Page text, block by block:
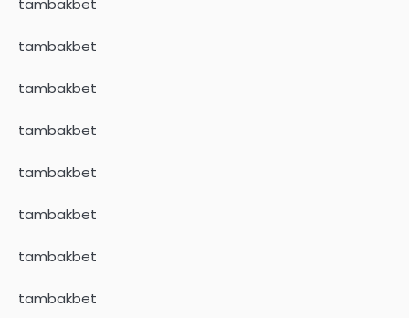
tambakbet
tambakbet
tambakbet
tambakbet
tambakbet
tambakbet
tambakbet
tambakbet